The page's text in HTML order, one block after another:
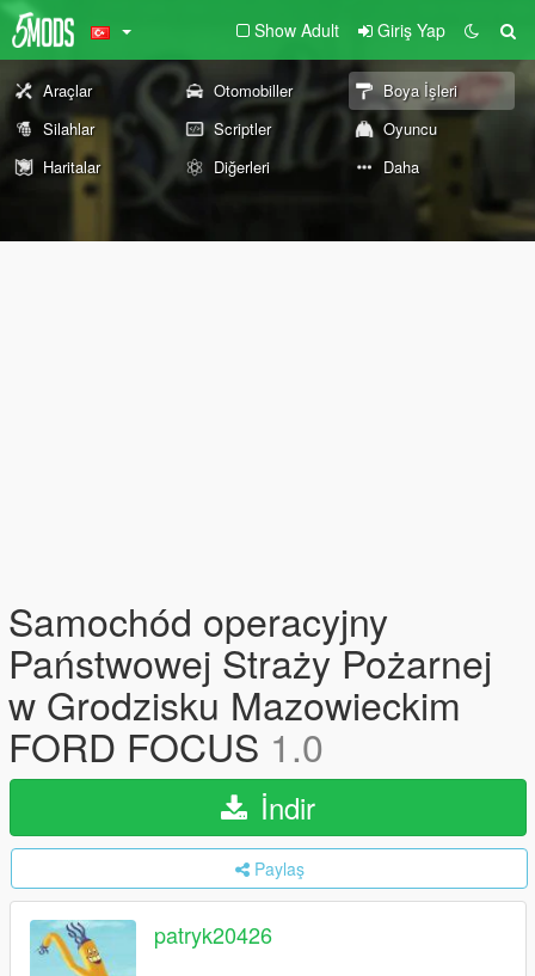
Show Adult Giriş Yap
Araçlar Otomobiller
Boya İşleri
Silahlar
Scriptler
Oyuncu
Haritalar
Diğerleri Daha
Samochód operacyjny
Państwowej Straży Pożarnej
w Grodzisku Mazowieckim
FORD FOCUS 1.0
İndir
Paylaş
patryk20426